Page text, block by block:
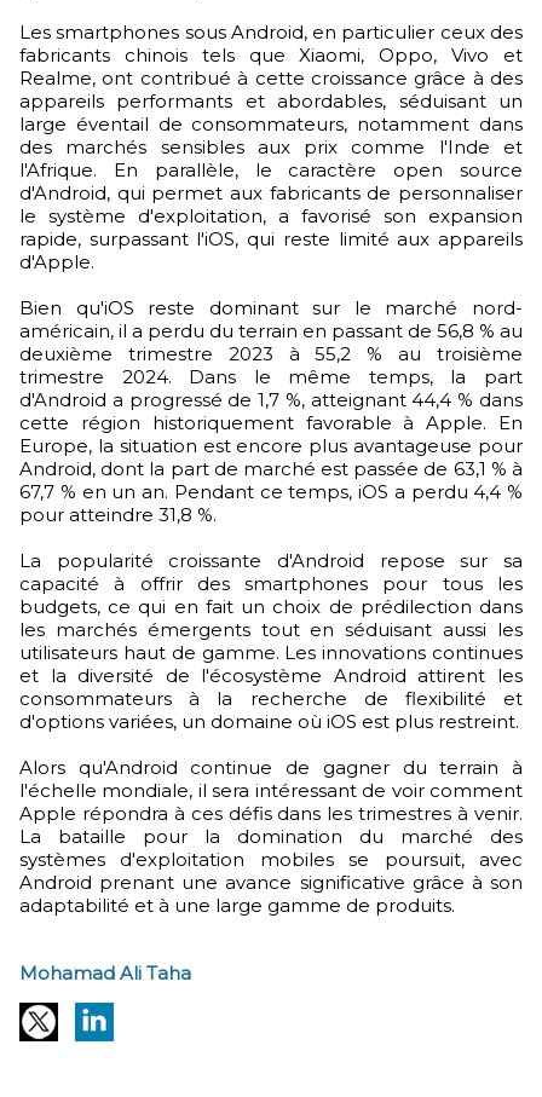
Les smartphones sous Android, en particulier ceux des
fabricants chinois tels que Xiaomi, Oppo, Vivo et
Realme, ont contribué à cette croissance grâce à des
appareils performants et abordables, séduisant un
large éventail de consommateurs, notamment dans
des marchés sensibles aux prix comme l'Inde et
l'Afrique. En parallèle, le caractère open source
d'Android, qui permet aux fabricants de personnaliser
le système d'exploitation, a favorisé son expansion
rapide, surpassant l'iOS, qui reste limité aux appareils
d'Apple.
Bien qu'iOS reste dominant sur le marché nord-
américain, il a perdu du terrain en passant de 56,8 % au
deuxième trimestre 2023 à 55,2 % au troisième
trimestre 2024. Dans le même temps, la part
d'Android a progressé de 1,7 %, atteignant 44,4 % dans
cette région historiquement favorable à Apple. En
Europe, la situation est encore plus avantageuse pour
Android, dont la part de marché est passée de 63,1 % à
67,7 % en un an. Pendant ce temps, iOS a perdu 4,4 %
pour atteindre 31,8 %.
La popularité croissante d'Android repose sur sa
capacité à offrir des smartphones pour tous les
budgets, ce qui en fait un choix de prédilection dans
les marchés émergents tout en séduisant aussi les
utilisateurs haut de gamme. Les innovations continues
et la diversité de l'écosystème Android attirent les
consommateurs à la recherche de flexibilité et
d'options variées, un domaine où iOS est plus restreint.
Alors qu'Android continue de gagner du terrain à
l'échelle mondiale, il sera intéressant de voir comment
Apple répondra à ces défis dans les trimestres à venir.
La bataille pour la domination du marché des
systèmes d'exploitation mobiles se poursuit, avec
Android prenant une avance significative grâce à son
adaptabilité et à une large gamme de produits.
Mohamad Ali Taha